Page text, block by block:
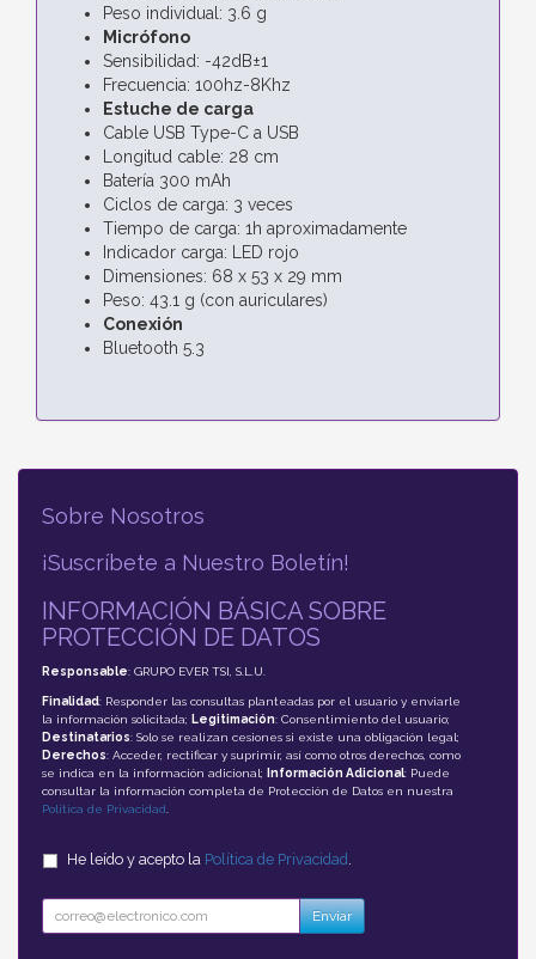
Peso individual: 3.6 g
Micrófono
Sensibilidad: -42dB±1
Frecuencia: 100hz-8Khz
Estuche de carga
Cable USB Type-C a USB
Longitud cable: 28 cm
Batería 300 mAh
Ciclos de carga: 3 veces
Tiempo de carga: 1h aproximadamente
Indicador carga: LED rojo
Dimensiones: 68 x 53 x 29 mm
Peso: 43.1 g (con auriculares)
Conexión
Bluetooth 5.3
Sobre Nosotros
¡Suscríbete a Nuestro Boletín!
INFORMACIÓN BÁSICA SOBRE
PROTECCIÓN DE DATOS
Responsable: GRUPO EVER TSI, S.L.U.
Finalidad: Responder las consultas planteadas por el usuario y enviarle
la información solicitada; Legitimación: Consentimiento del usuario;
Destinatarios: Solo se realizan cesiones si existe una obligación legal;
Derechos: Acceder, rectificar y suprimir, así como otros derechos, como
se indica en la información adicional;
Información Adicional: Puede
consultar la información completa de Protección de Datos en nuestra
Política de Privacidad
He leído y acepto la Política de Privacidad
Enviar